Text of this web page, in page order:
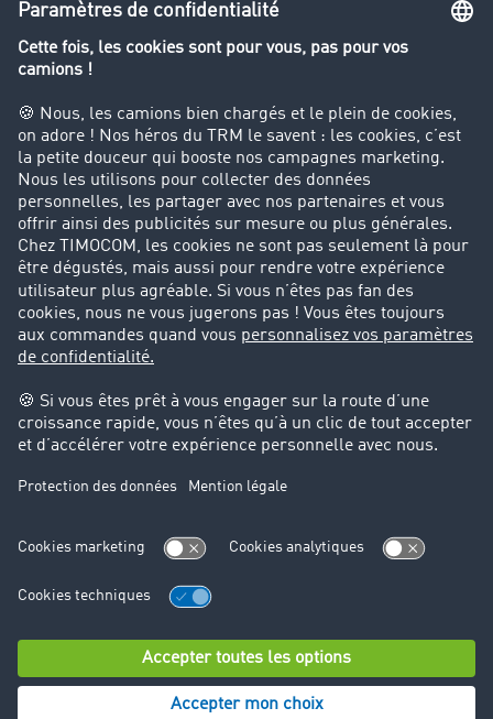
Le dictionnaire du transport
Interdiction de circulation des poids lourds
Entreprise
Parrainage clients
Success Stories
Cadre légal
Mentions légales
Protection des données
Cookie-Einstellungen
Support